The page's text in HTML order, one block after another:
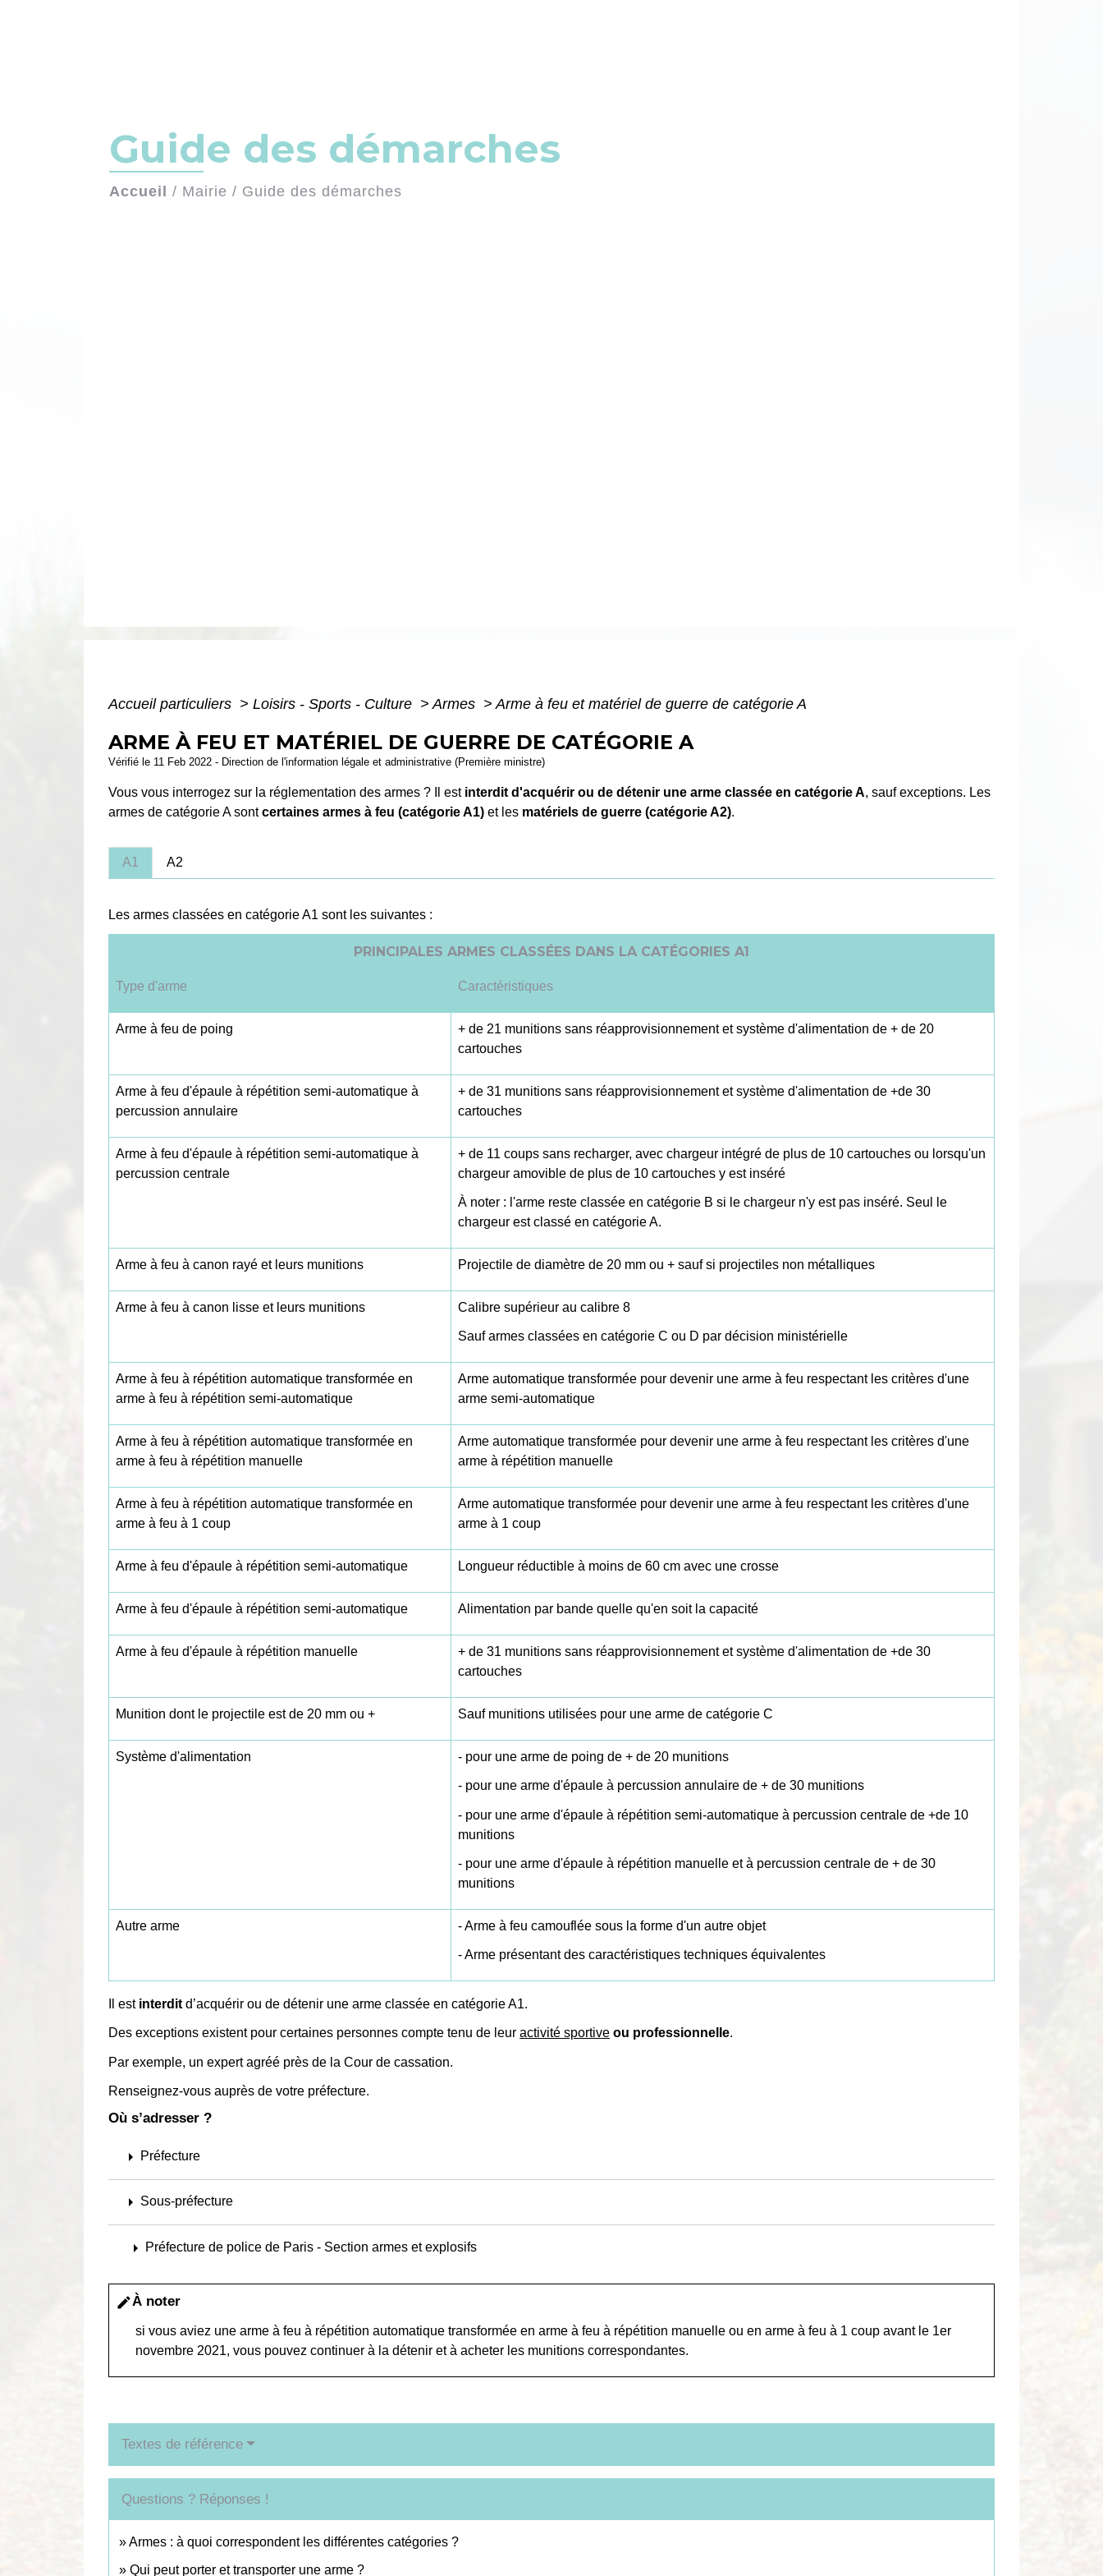
Guide des démarches
Accueil / Mairie / Guide des démarches
Accueil particuliers > Loisirs - Sports - Culture > Armes > Arme à feu et matériel de guerre de catégorie A
ARME À FEU ET MATÉRIEL DE GUERRE DE CATÉGORIE A
Vérifié le 11 Feb 2022 - Direction de l'information légale et administrative (Première ministre)
Vous vous interrogez sur la réglementation des armes ? Il est interdit d'acquérir ou de détenir une arme classée en catégorie A, sauf exceptions. Les
armes de catégorie A sontcertaines armes à feu (catégorie A1) et les matériels de guerre (catégorie A2).
A1 A2
Les armes classées en catégorie A1 sont les suivantes :
PRINCIPALES ARMES CLASSÉES DANS LA CATÉGORIES A1
Type d'arme Caractéristiques
Arme à feu de poing
+ de 21 munitions sans réapprovisionnement et système d'alimentation de + de 20
cartouches
Arme à feu d'épaule à répétition semi-automatique à
percussion annulaire
+ de 31 munitions sans réapprovisionnement et système d'alimentation de +de 30
cartouches
Arme à feu d'épaule à répétition semi-automatique à
percussion centrale
+ de 11 coups sans recharger, avec chargeur intégré de plus de 10 cartouches ou lorsqu'un
chargeur amovible de plus de 10 cartouches y est inséré
À noter : l'arme reste classée en catégorie B si le chargeur n'y est pas inséré. Seul le
chargeur est classé en catégorie A.
Arme à feu à canon rayé et leurs munitions Projectile de diamètre de 20 mm ou + sauf si projectiles non métalliques
Arme à feu à canon lisse et leurs munitions Calibre supérieur au calibre 8
Sauf armes classées en catégorie C ou D par décision ministérielle
Arme à feu à répétition automatique transformée en
arme à feu à répétition semi-automatique
Arme automatique transformée pour devenir une arme à feu respectant les critères d'une
arme semi-automatique
Arme à feu à répétition automatique transformée en
arme à feu à répétition manuelle
Arme automatique transformée pour devenir une arme à feu respectant les critères d'une
arme à répétition manuelle
Arme à feu à répétition automatique transformée en
arme à feu à 1 coup
Arme automatique transformée pour devenir une arme à feu respectant les critères d'une
arme à 1 coup
Arme à feu d'épaule à répétition semi-automatique Longueur réductible à moins de 60 cm avec une crosse
Arme à feu d'épaule à répétition semi-automatique Alimentation par bande quelle qu'en soit la capacité
Arme à feu d'épaule à répétition manuelle
+ de 31 munitions sans réapprovisionnement et système d'alimentation de +de 30
cartouches
Munition dont le projectile est de 20 mm ou + Sauf munitions utilisées pour une arme de catégorie C
Système d'alimentation - pour une arme de poing de + de 20 munitions
- pour une arme d'épaule à percussion annulaire de + de 30 munitions
- pour une arme d'épaule à répétition semi-automatique à percussion centrale de +de 10
munitions
- pour une arme d'épaule à répétition manuelle et à percussion centrale de + de 30
munitions
Autre arme - Arme à feu camouflée sous la forme d'un autre objet
- Arme présentant des caractéristiques techniques équivalentes
Il est interdit d’acquérir ou de détenir une arme classée en catégorie A1.
Des exceptions existent pour certaines personnes compte tenu de leur activité sportive ou professionnelle.
Par exemple, un expert agréé près de la Cour de cassation.
Renseignez-vous auprès de votre préfecture.
Où s’adresser ?
arrow_right Préfecture
arrow_right Sous-préfecture
arrow_right Préfecture de police de Paris - Section armes et explosifs
editÀ noter
si vous aviez une arme à feu à répétition automatique transformée en arme à feu à répétition manuelle ou en arme à feu à 1 coup avant le 1er
novembre 2021, vous pouvez continuer à la détenir et à acheter les munitions correspondantes.
Textes de référence
Questions ? Réponses !
Armes : à quoi correspondent les différentes catégories ?
Qui peut porter et transporter une arme ?